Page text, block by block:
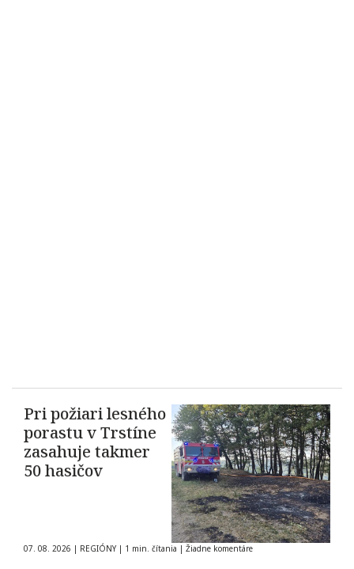
Pri požiari lesného
porastu v Trstíne
zasahuje takmer
50 hasičov
07. 08. 2026 | REGIÓNY | 1 min. čítania | Žiadne komentáre